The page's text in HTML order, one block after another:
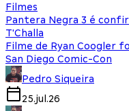
Filmes
Pantera Negra 3 é
T'Challa
Filme de Ryan Coogler
San Diego Comic-Con
Pedro Siqueira
25.jul.26